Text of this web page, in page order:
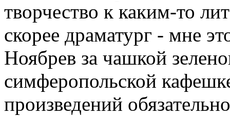
творчество к каким-то
скорее драматург - мне
Ноябрев за чашкой
симферопольской
произведений